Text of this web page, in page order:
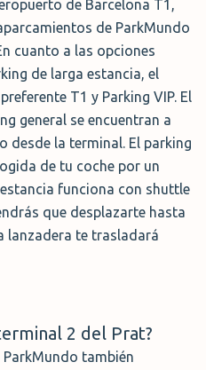
de Barcelona T1,
de ParkMundo
cuanto a las opciones
de larga estancia, el
T1 y Parking VIP. El
general se encuentran a
desde la terminal. El parking
de tu coche por un
funciona con shuttle
que desplazarte hasta
lanzadera te trasladará
2 del Prat?
también